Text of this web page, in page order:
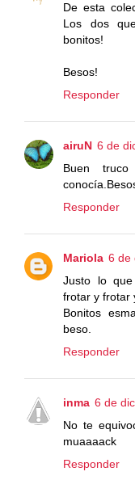
De esta
Los dos
bonitos!
Besos!
Responder
airuN 6 de
Buen
Responder
Mariola 6 de
Justo lo
frotar y frotar
Bonitos
beso.
Responder
inma 6 de
No te
muaaaack
Responder